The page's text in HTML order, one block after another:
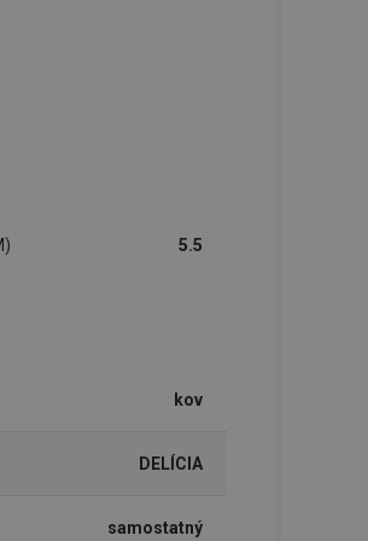
5.5
kov
DELÍCIA
samostatný